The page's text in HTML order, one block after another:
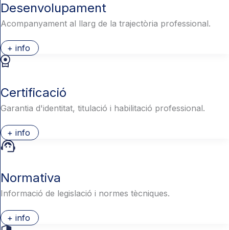
Desenvolupament
Acompanyament al llarg de la trajectòria professional.
+ info
Certificació
Garantia d'identitat, titulació i habilitació professional.
+ info
Normativa
Informació de legislació i normes tècniques.
+ info